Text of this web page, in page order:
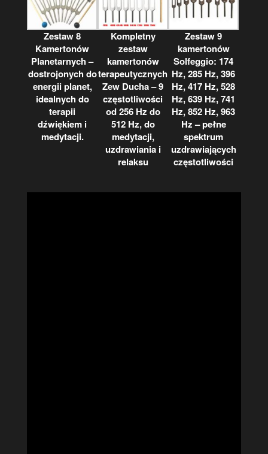
Zestaw 8
Kamertonów
Planetarnych –
dostrojonych do
energii planet,
idealnych do
terapii
dźwiękiem i
medytacji.
Kompletny
zestaw
kamertonów
terapeutycznych
Zew Ducha – 9
częstotliwości
od 256 Hz do
512 Hz, do
medytacji,
uzdrawiania i
relaksu
Zestaw 9
kamertonów
Solfeggio: 174
Hz, 285 Hz, 396
Hz, 417 Hz, 528
Hz, 639 Hz, 741
Hz, 852 Hz, 963
Hz – pełne
spektrum
uzdrawiających
częstotliwości